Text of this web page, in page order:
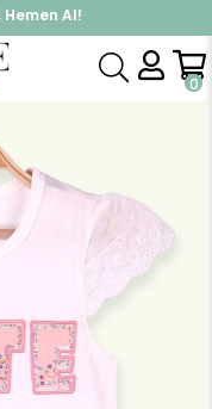
Al!
Üye Ol!
0
Kız Bebek Elbise Fiyonklu Pullu Ekru (2 Yaş)